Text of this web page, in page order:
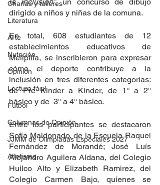
Charlas y talleres
Literatura
Arte
Nutrición
Opinión
Lectura fácil
Fútbol
Columnas de Opinión
JJMM de Olimpiadas Especiales 2027
Atletismo
la inclusión”, un concurso de dibujo
dirigido a niños y niñas de la comuna.
En total, 608 estudiantes de 12
establecimientos educativos de
Melipilla, se inscribieron para expresar
cómo el deporte contribuye a la
inclusión en tres diferentes categorías:
de Pre Kinder a Kinder, de 1° a 2°
básico y de  3° a 4° básico.
Entre los participantes se destacaron
Sofía Maldonado, de la Escuela Raquel
Fernández de Morandé; José Luís
Alejandro Aguilera Aldana, del Colegio
Huilco Alto y Elizabeth Ramirez, del
Colegio Carmen Bajo, quienes se